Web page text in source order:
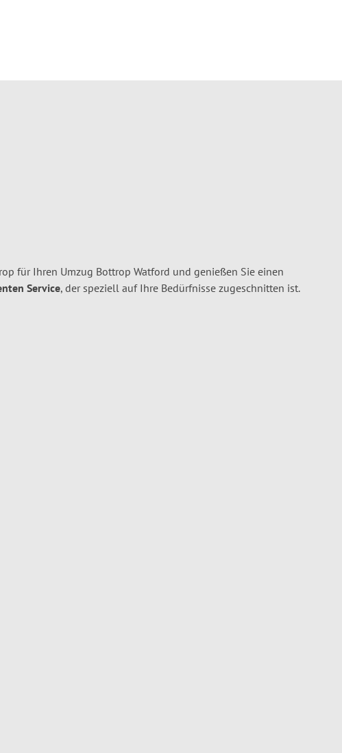
für Ihren Umzug Bottrop Watford und genießen Sie einen
Service, der speziell auf Ihre Bedürfnisse zugeschnitten ist.